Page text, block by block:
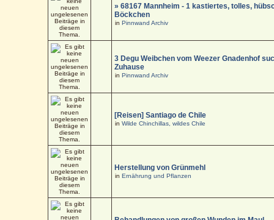
» 68167 Mannheim - 1 kastiertes, tolles,
Böckchen
inPinnwand Archiv
3 Degu Weibchen vom Weezer Gnadenhof
Zuhause
inPinnwand Archiv
[Reisen] Santiago de Chile
inWilde Chinchillas, wildes Chile
Herstellung von Grünmehl
inErnährung und Pflanzen